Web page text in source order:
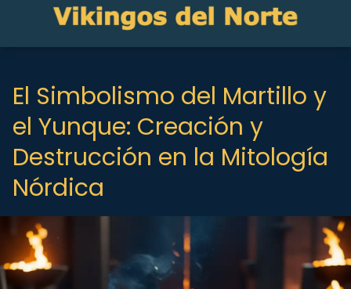
El Simbolismo del Martillo y
el Yunque: Creación y
Destrucción en la Mitología
Nórdica